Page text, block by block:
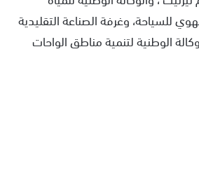
للسياحة، وغرفة الصناعة التقليدية
الوطنية لتنمية مناطق الواحات